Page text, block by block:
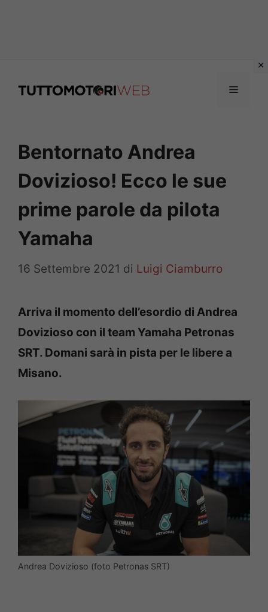
Menu
Bentornato Andrea
Dovizioso! Ecco le sue
prime parole da pilota
Yamaha
16 Settembre 2021 di Luigi Ciamburro
Arriva il momento dell’esordio di Andrea
Dovizioso con il team Yamaha Petronas
SRT. Domani sarà in pista per le libere a
Misano.
Andrea Dovizioso (foto Petronas SRT)